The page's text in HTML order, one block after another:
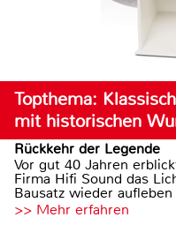
Topthema:
mit historischen
Rückkehr der Legende
Vor gut 40 Jahren
Firma Hifi Sound das
Bausatz wieder aufleben
>> Mehr erfahren